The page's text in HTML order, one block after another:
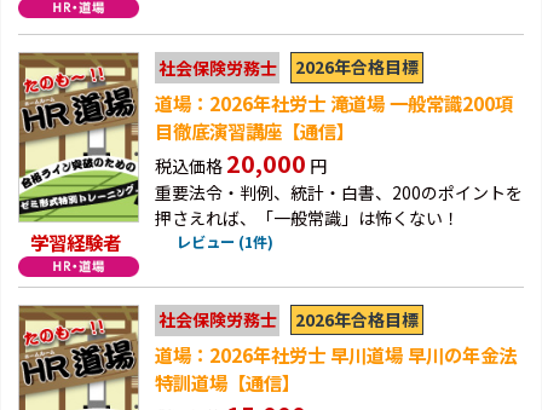
学習経験者
社会保険労務士 2026年合格目標
道場：2026年社労士 滝道場 一般常識200項
目徹底演習講座【通信】
税込価格 20,000 円
重要法令・判例、統計・白書、200のポイントを
押さえれば、「一般常識」は怖くない！
レビュー (1件)
社会保険労務士 2026年合格目標
道場：2026年社労士 早川道場 早川の年金法
特訓道場【通信】